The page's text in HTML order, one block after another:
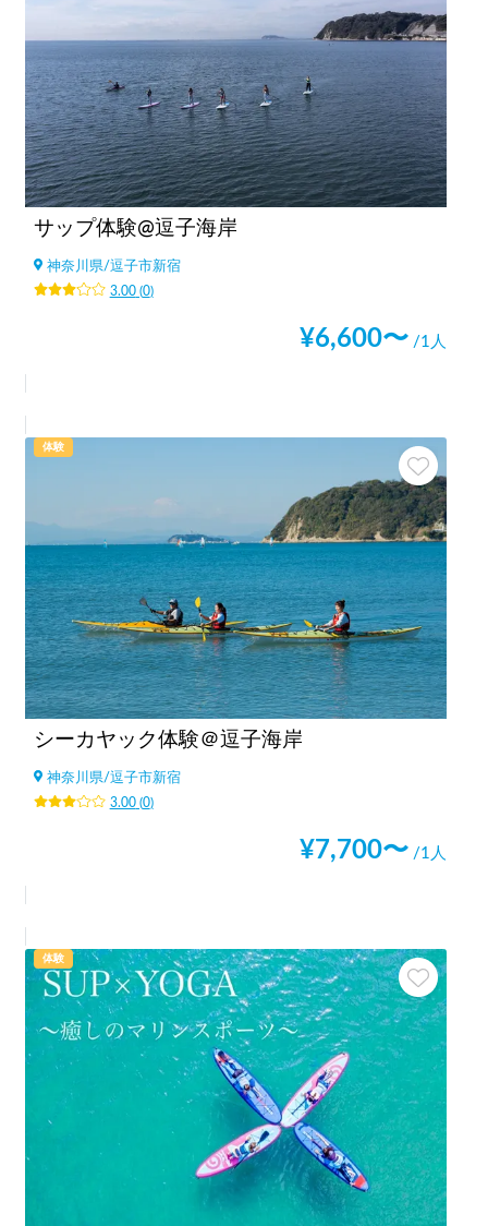
サップ体験@逗子海岸
神奈川県/逗子市新宿
3.00(0)
¥6,600〜 /1人
体験
シーカヤック体験＠逗子海岸
神奈川県/逗子市新宿
3.00(0)
¥7,700〜 /1人
体験